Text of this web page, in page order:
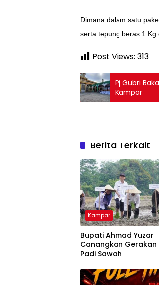
Dimana dalam satu
serta tepung beras 1
Post Views: 313
Pj Gubri
Kampar
Berita Terkait
Kampar
Bupati Ahmad Yuzar
Canangkan Gerakan
Padi Sawah